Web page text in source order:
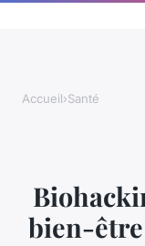
Accueil›Santé
bien-